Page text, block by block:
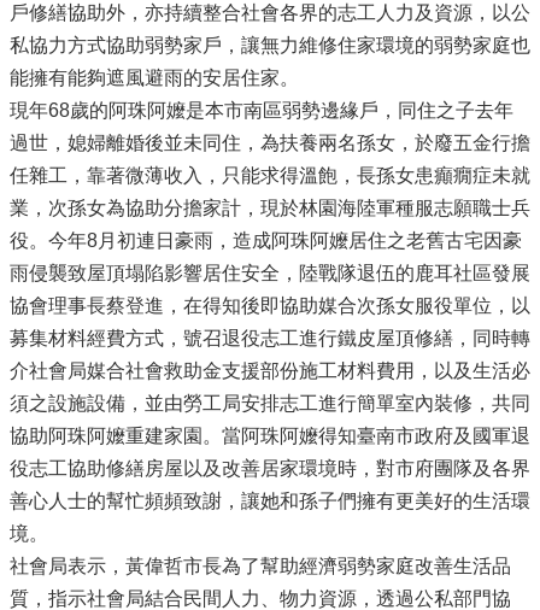
戶修繕協助外，亦持續整合社會各界的志工人力及資源，以公
私協力方式協助弱勢家戶，讓無力維修住家環境的弱勢家庭也
能擁有能夠遮風避雨的安居住家。
現年68歲的阿珠阿嬤是本市南區弱勢邊緣戶，同住之子去年
過世，媳婦離婚後並未同住，為扶養兩名孫女，於廢五金行擔
任雜工，靠著微薄收入，只能求得溫飽，長孫女患癲癇症未就
業，次孫女為協助分擔家計，現於林園海陸軍種服志願職士兵
役。今年8月初連日豪雨，造成阿珠阿嬤居住之老舊古宅因豪
雨侵襲致屋頂塌陷影響居住安全，陸戰隊退伍的鹿耳社區發展
協會理事長蔡登進，在得知後即協助媒合次孫女服役單位，以
募集材料經費方式，號召退役志工進行鐵皮屋頂修繕，同時轉
介社會局媒合社會救助金支援部份施工材料費用，以及生活必
須之設施設備，並由勞工局安排志工進行簡單室內裝修，共同
協助阿珠阿嬤重建家園。當阿珠阿嬤得知臺南市政府及國軍退
役志工協助修繕房屋以及改善居家環境時，對市府團隊及各界
善心人士的幫忙頻頻致謝，讓她和孫子們擁有更美好的生活環
境。
社會局表示，黃偉哲市長為了幫助經濟弱勢家庭改善生活品
質，指示社會局結合民間人力、物力資源，透過公私部門協